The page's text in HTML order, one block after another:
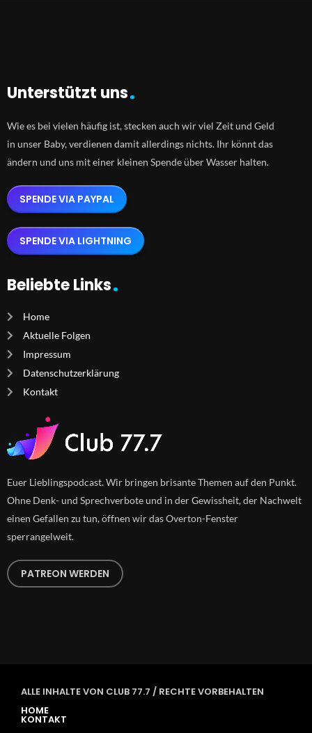
Unterstützt uns
Wie es bei vielen häufig ist, stecken auch wir viel Zeit und Geld
in unser Baby, verdienen damit allerdings nichts. Ihr könnt das
ändern und uns mit einer kleinen Spende über Wasser halten.
SPENDE VIA PAYPAL
SPENDE VIA LIGHTNING
Beliebte Links
Home
Aktuelle Folgen
Impressum
Datenschutzerklärung
Kontakt
Euer Lieblingspodcast. Wir bringen brisante Themen auf den Punkt.
Ohne Denk- und Sprechverbote und in der Gewissheit, der Nachwelt
einen Gefallen zu tun, öffnen wir das Overton-Fenster
sperrangelweit.
PATREON WERDEN
ALLE INHALTE VON CLUB 77.7 / RECHTE VORBEHALTEN
HOME
KONTAKT